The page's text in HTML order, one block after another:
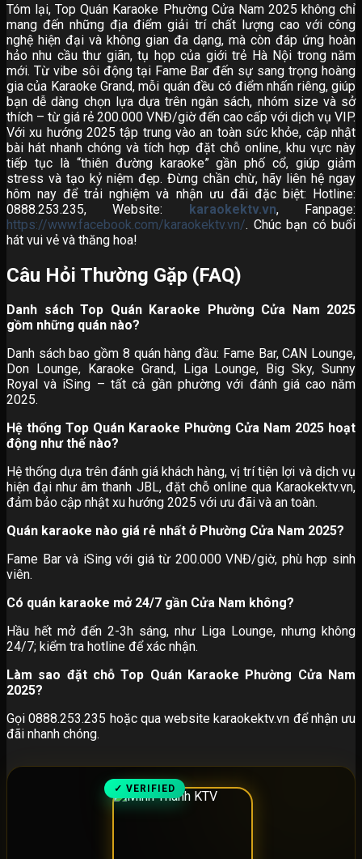
Tóm lại, Top Quán Karaoke Phường Cửa Nam 2025 không chỉ
mang đến những địa điểm giải trí chất lượng cao với công
nghệ hiện đại và không gian đa dạng, mà còn đáp ứng hoàn
hảo nhu cầu thư giãn, tụ họp của giới trẻ Hà Nội trong năm
mới. Từ vibe sôi động tại Fame Bar đến sự sang trọng hoàng
gia của Karaoke Grand, mỗi quán đều có điểm nhấn riêng, giúp
bạn dễ dàng chọn lựa dựa trên ngân sách, nhóm size và sở
thích – từ giá rẻ 200.000 VNĐ/giờ đến cao cấp với dịch vụ VIP.
Với xu hướng 2025 tập trung vào an toàn sức khỏe, cập nhật
bài hát nhanh chóng và tích hợp đặt chỗ online, khu vực này
tiếp tục là “thiên đường karaoke” gần phố cổ, giúp giảm
stress và tạo kỷ niệm đẹp. Đừng chần chừ, hãy liên hệ ngay
hôm nay để trải nghiệm và nhận ưu đãi đặc biệt: Hotline:
0888.253.235, Website: karaokektv.vn, Fanpage:
https://www.facebook.com/karaokektv.vn/. Chúc bạn có buổi
hát vui vẻ và thăng hoa!
Câu Hỏi Thường Gặp (FAQ)
Danh sách Top Quán Karaoke Phường Cửa Nam 2025
gồm những quán nào?
Danh sách bao gồm 8 quán hàng đầu: Fame Bar, CAN Lounge,
Don Lounge, Karaoke Grand, Liga Lounge, Big Sky, Sunny
Royal và iSing – tất cả gần phường với đánh giá cao năm
2025.
Hệ thống Top Quán Karaoke Phường Cửa Nam 2025 hoạt
động như thế nào?
Hệ thống dựa trên đánh giá khách hàng, vị trí tiện lợi và dịch vụ
hiện đại như âm thanh JBL, đặt chỗ online qua Karaokektv.vn,
đảm bảo cập nhật xu hướng 2025 với ưu đãi và an toàn.
Quán karaoke nào giá rẻ nhất ở Phường Cửa Nam 2025?
Fame Bar và iSing với giá từ 200.000 VNĐ/giờ, phù hợp sinh
viên.
Có quán karaoke mở 24/7 gần Cửa Nam không?
Hầu hết mở đến 2-3h sáng, như Liga Lounge, nhưng không
24/7; kiểm tra hotline để xác nhận.
Làm sao đặt chỗ Top Quán Karaoke Phường Cửa Nam
2025?
Gọi 0888.253.235 hoặc qua website karaokektv.vn để nhận ưu
đãi nhanh chóng.
✓ VERIFIED